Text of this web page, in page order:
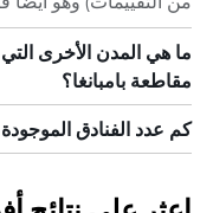
ما هي المدن الأخرى التي
مقاطعة بامبانغا؟
كم عدد الفنادق